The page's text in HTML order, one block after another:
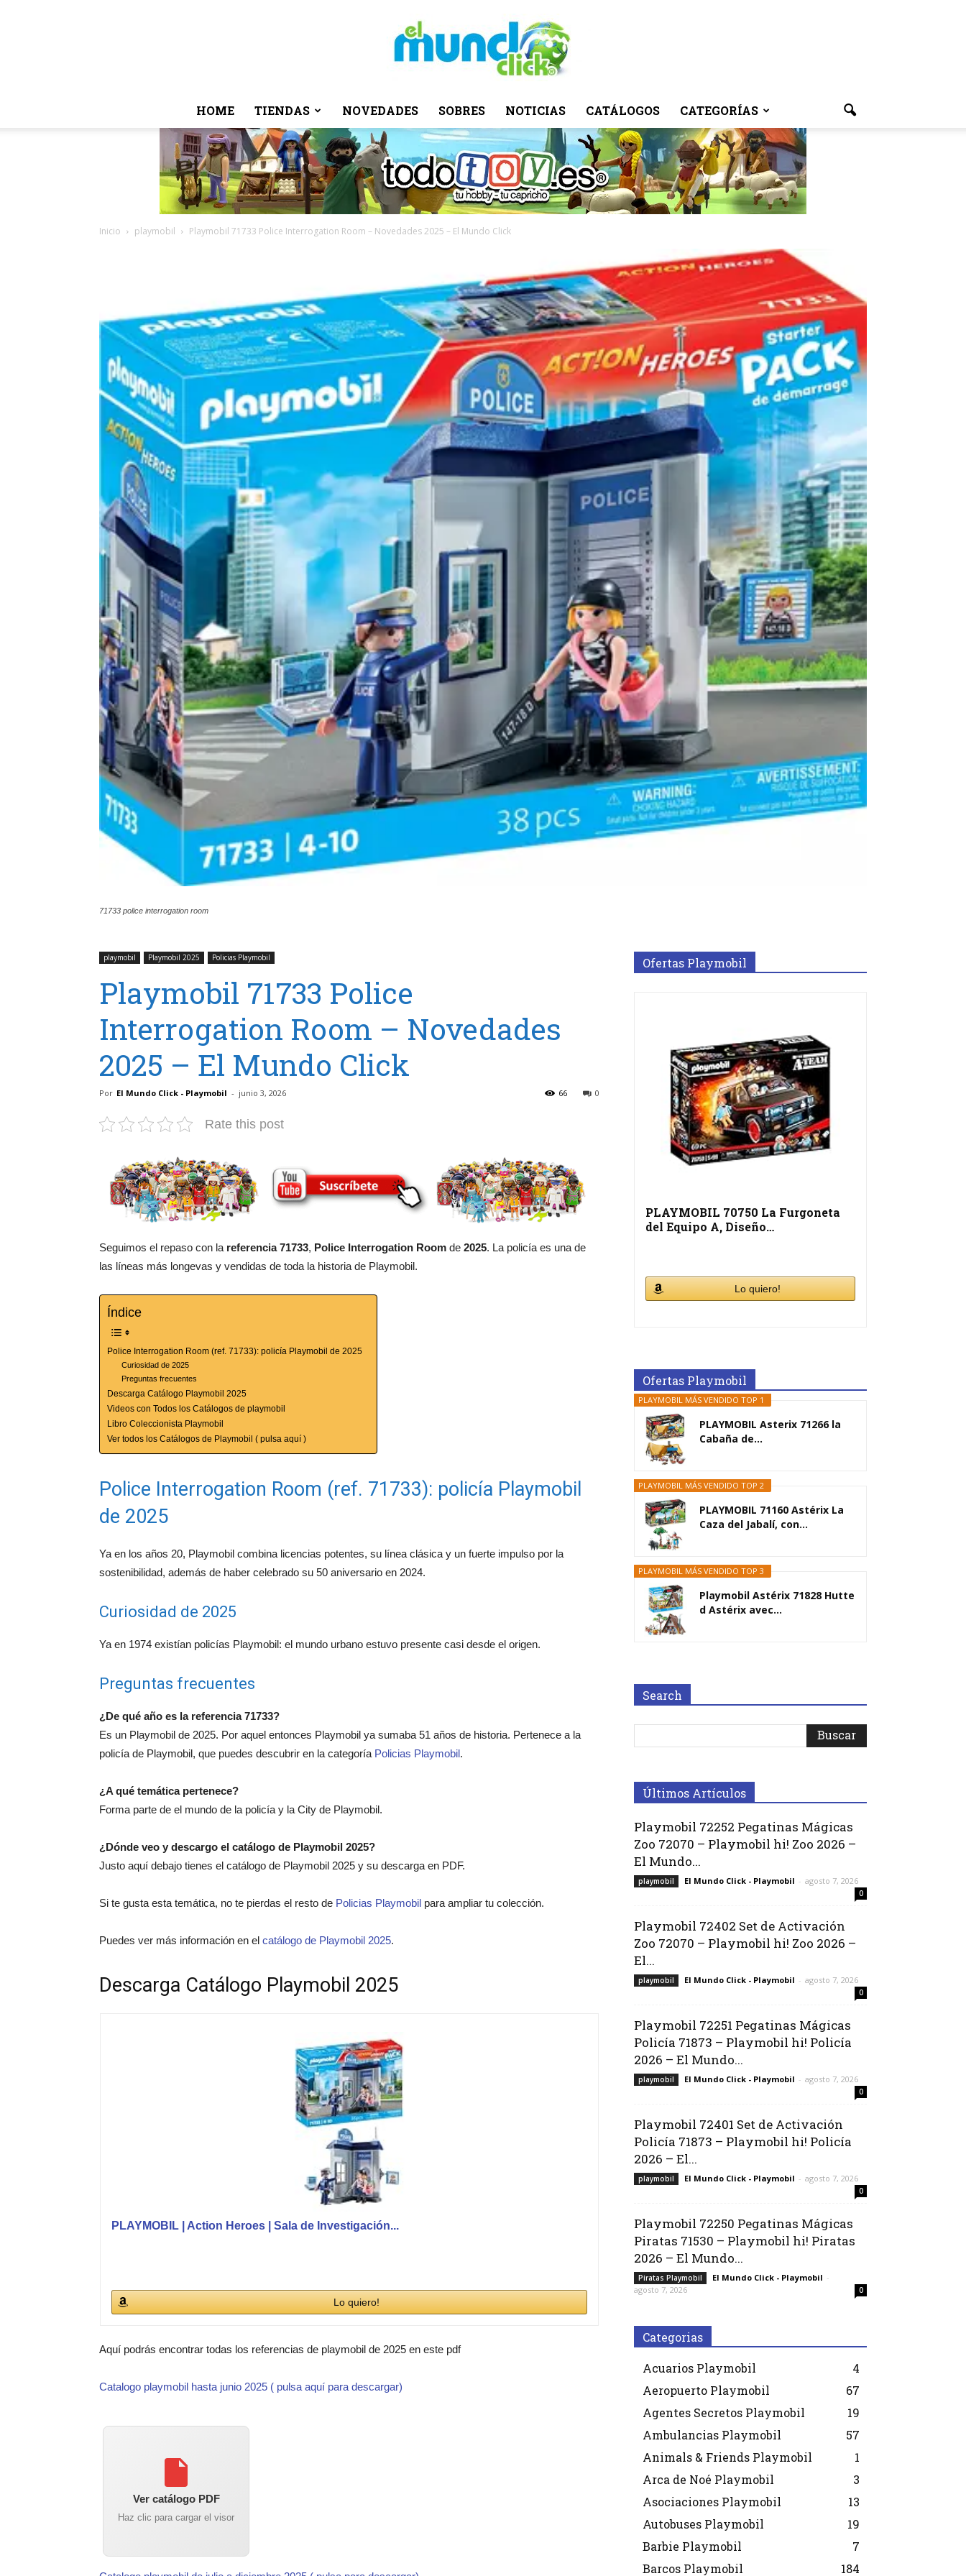
El
Click
HOME TIENDAS NOVEDADES SOBRES NOTICIAS CATÁLOGOS CATEGORÍAS
Inicio playmobil Playmobil 71733 Police Interrogation Room – Novedades 2025 – El Mundo Click
71733 police interrogation room
playmobil Playmobil 2025 Policias Playmobil
Playmobil 71733 Police
Interrogation Room – Novedades
2025 – El Mundo Click
Por El Mundo Click - Playmobil - junio 3, 2026 0
66
Rate this post
Seguimos el repaso con la referencia 71733, Police Interrogation Room de 2025. La policía es una de
las líneas más longevas y vendidas de toda la historia de Playmobil.
Índice
Police Interrogation Room (ref. 71733): policía Playmobil de 2025
Curiosidad de 2025
Preguntas frecuentes
Descarga Catálogo Playmobil 2025
Videos con Todos los Catálogos de playmobil
Libro Coleccionista Playmobil
Ver todos los Catálogos de Playmobil ( pulsa aquí )
Police Interrogation Room (ref. 71733): policía Playmobil
de 2025
Ya en los años 20, Playmobil combina licencias potentes, su línea clásica y un fuerte impulso por la
sostenibilidad, además de haber celebrado su 50 aniversario en 2024.
Curiosidad de 2025
Ya en 1974 existían policías Playmobil: el mundo urbano estuvo presente casi desde el origen.
Preguntas frecuentes
¿De qué año es la referencia 71733?
Es un Playmobil de 2025. Por aquel entonces Playmobil ya sumaba 51 años de historia. Pertenece a la
policía de Playmobil, que puedes descubrir en la categoría Policias Playmobil.
¿A qué temática pertenece?
Forma parte de el mundo de la policía y la City de Playmobil.
¿Dónde veo y descargo el catálogo de Playmobil 2025?
Justo aquí debajo tienes el catálogo de Playmobil 2025 y su descarga en PDF.
Si te gusta esta temática, no te pierdas el resto de Policias Playmobil para ampliar tu colección.
Puedes ver más información en el catálogo de Playmobil 2025.
Descarga Catálogo Playmobil 2025
PLAYMOBIL | Action Heroes | Sala de Investigación...
Lo quiero!
Aquí podrás encontrar todas los referencias de playmobil de 2025 en este pdf
Catalogo playmobil hasta junio 2025 ( pulsa aquí para descargar)
Ver catálogo PDF
Haz clic para cargar el visor
Ofertas Playmobil
PLAYMOBIL 70750 La Furgoneta
del Equipo A, Diseño…
Lo quiero!
Ofertas Playmobil
PLAYMOBIL MÁS VENDIDO TOP 1
PLAYMOBIL Asterix 71266 la
Cabaña de...
PLAYMOBIL MÁS VENDIDO TOP 2
PLAYMOBIL 71160 Astérix La
Caza del Jabalí, con...
PLAYMOBIL MÁS VENDIDO TOP 3
Playmobil Astérix 71828 Hutte
d Astérix avec...
Search
Últimos Artículos
Playmobil 72252 Pegatinas Mágicas
Zoo 72070 – Playmobil hi! Zoo 2026 –
El Mundo...
playmobil El Mundo Click - Playmobil - agosto 7, 2026
0
Playmobil 72402 Set de Activación
Zoo 72070 – Playmobil hi! Zoo 2026 –
El...
playmobil El Mundo Click - Playmobil - agosto 7, 2026
0
Playmobil 72251 Pegatinas Mágicas
Policía 71873 – Playmobil hi! Policía
2026 – El Mundo...
playmobil El Mundo Click - Playmobil - agosto 7, 2026
0
Playmobil 72401 Set de Activación
Policía 71873 – Playmobil hi! Policía
2026 – El...
playmobil El Mundo Click - Playmobil - agosto 7, 2026
0
Playmobil 72250 Pegatinas Mágicas
Piratas 71530 – Playmobil hi! Piratas
2026 – El Mundo...
Piratas Playmobil El Mundo Click - Playmobil -
agosto 7, 2026
0
Categorias
Acuarios Playmobil
4
Aeropuerto Playmobil
67
Agentes Secretos Playmobil
19
Ambulancias Playmobil
57
Animals & Friends Playmobil
1
Arca de Noé Playmobil
3
Asociaciones Playmobil
13
Autobuses Playmobil
19
Barbie Playmobil
7
Barcos Playmobil
184